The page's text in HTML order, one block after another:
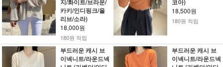
지/화이트/브라운/
카키/인디핑크/올
리브/소라)
18,000원
180원 적립
코아)
18,500원
180원 적립
부드러운 캐시 브
이넥니트/라운드넥
부드러운 캐시 브
이넥니트/라운드넥